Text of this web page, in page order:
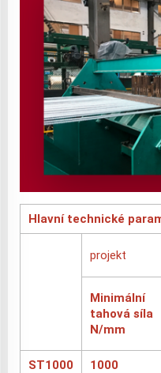
Hlavní technické
projekt
Minimální
tahová síla
N/mm
ST1000 1000